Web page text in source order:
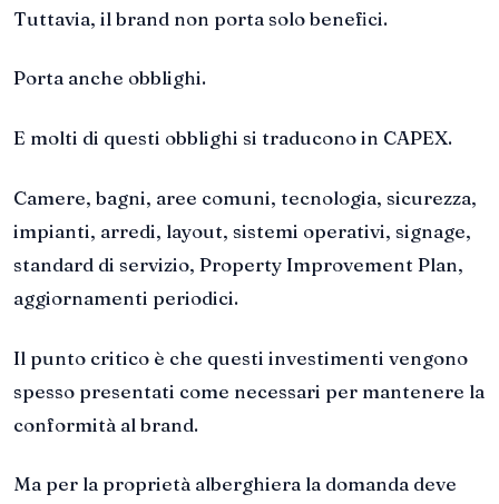
Tuttavia, il brand non porta solo benefici.
Porta anche obblighi.
E molti di questi obblighi si traducono in CAPEX.
Camere, bagni, aree comuni, tecnologia, sicurezza,
impianti, arredi, layout, sistemi operativi, signage,
standard di servizio, Property Improvement Plan,
aggiornamenti periodici.
Il punto critico è che questi investimenti vengono
spesso presentati come necessari per mantenere la
conformità al brand.
Ma per la proprietà alberghiera la domanda deve